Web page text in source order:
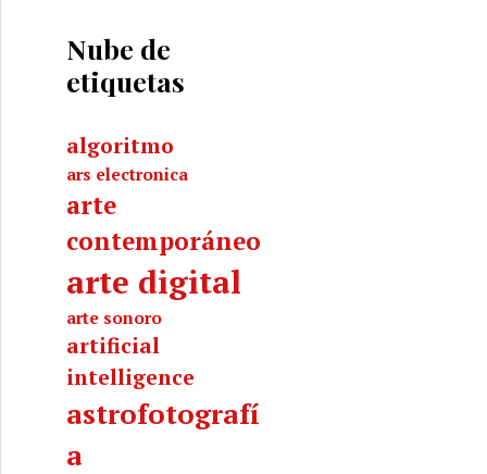
Nube de
etiquetas
algoritmo
ars electronica
arte
contemporáneo
arte digital
arte sonoro
artificial
intelligence
astrofotografí
a